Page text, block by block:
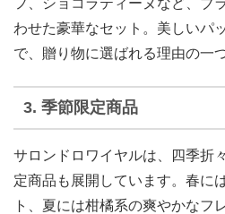
フ、ショコラティーヌなど、ブ
わせた豪華なセット。美しいパ
で、贈り物に選ばれる理由の一
3. 季節限定商品
サロンドロワイヤルは、四季折
定商品も展開しています。春に
ト、夏には柑橘系の爽やかなフ